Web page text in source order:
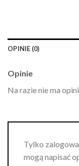
OPINIE (0)
Opinie
Na razie nie ma
Tylko
mogą napisać